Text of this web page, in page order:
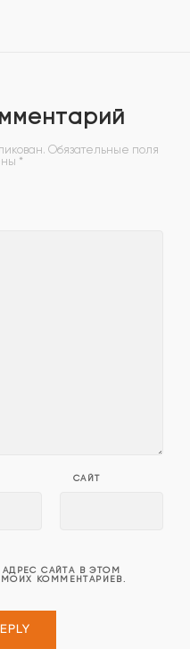
Обязательные поля
*
САЙТ
САЙТА В ЭТОМ
КОММЕНТАРИЕВ.